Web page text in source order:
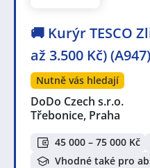
🚚 Kurýr TESCO
až 3.500 Kč) (A947)
Nutně vás hledají
DoDo Czech s.r.o.
Třebonice, Praha
45 000 – 75 000 Kč
Vhodné také pro